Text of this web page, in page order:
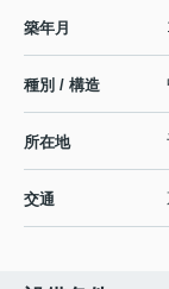
築年月
種別 / 構造
所在地
交通